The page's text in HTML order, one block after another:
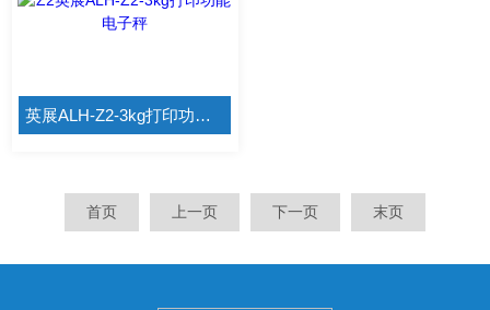
英展ALH-Z2-3kg打印功能电子秤
首页 上一页 下一页 末页